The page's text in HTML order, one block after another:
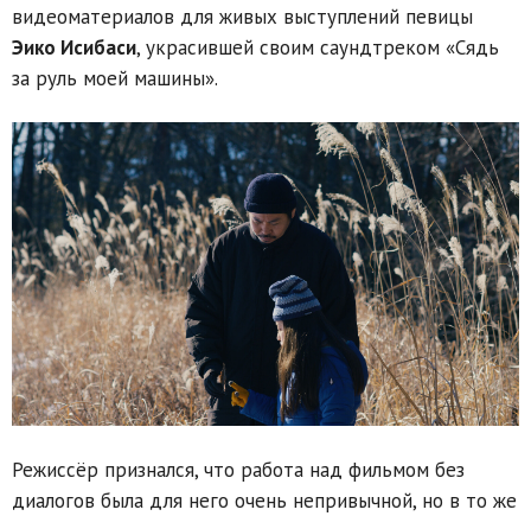
видеоматериалов для живых выступлений певицы
Эико Исибаси, украсившей своим саундтреком «Сядь
за руль моей машины».
Режиссёр признался, что работа над фильмом без
диалогов была для него очень непривычной, но в то же